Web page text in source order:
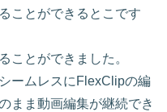
ことができるとこです
ことができました。
ームレスにFlexClipの編
まま動画編集が継続でき